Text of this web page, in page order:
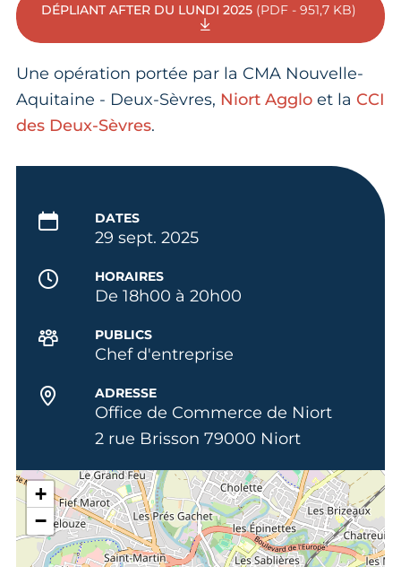
DÉPLIANT AFTER DU LUNDI 2025 (PDF - 951,7 KB)
Une opération portée par la CMA Nouvelle-
Aquitaine - Deux-Sèvres, Niort Agglo et la CCI
des Deux-Sèvres.
DATES
29 sept. 2025
HORAIRES
De 18h00 à 20h00
PUBLICS
Chef d'entreprise
ADRESSE
Office de Commerce de Niort
2 rue Brisson 79000 Niort
+
−